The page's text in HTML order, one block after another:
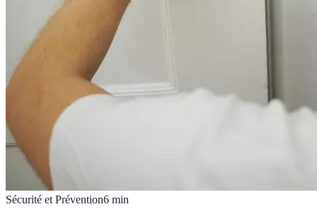
Sécurité et Prévention6 min